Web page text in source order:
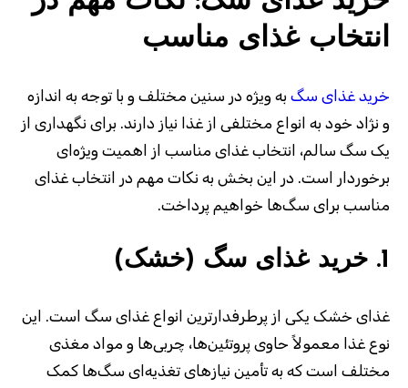
انتخاب غذای مناسب
خرید غذای سگبه‌ ویژه در سنین مختلف و با توجه به اندازه
و نژاد خود به انواع مختلفی از غذا نیاز دارند. برای نگهداری از
یک سگ سالم، انتخاب غذای مناسب از اهمیت ویژه‌ای
برخوردار است. در این بخش به نکات مهم در انتخاب غذای
مناسب برای سگ‌ها خواهیم پرداخت.
1. خرید غذای سگ (خشک)
غذای خشک یکی از پرطرفدارترین انواع غذای سگ است. این
نوع غذا معمولاً حاوی پروتئین‌ها، چربی‌ها و مواد مغذی
مختلف است که به تأمین نیازهای تغذیه‌ای سگ‌ها کمک